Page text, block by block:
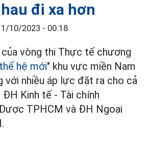
đi xa hơn
10/2023 - 00:18
vòng thi Thực tế chương
hệ mới" khu vực miền Nam
với nhiều áp lực đặt ra cho cả
Kinh tế - Tài chính
TPHCM và ĐH Ngoại